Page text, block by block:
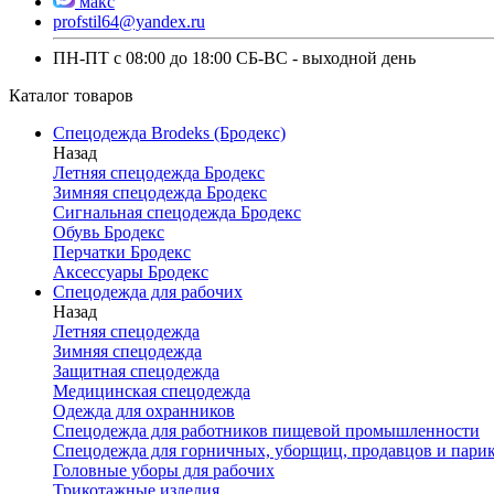
profstil64@yandex.ru
ПН-ПТ с 08:00 до 18:00 СБ-ВС - выходной день
Каталог товаров
Спецодежда Brodeks (Бродекс)
Назад
Летняя спецодежда Бродекс
Зимняя спецодежда Бродекс
Сигнальная спецодежда Бродекс
Обувь Бродекс
Перчатки Бродекс
Аксессуары Бродекс
Спецодежда для рабочих
Назад
Летняя спецодежда
Зимняя спецодежда
Защитная спецодежда
Медицинская спецодежда
Одежда для охранников
Спецодежда для работников пищевой промышленности
Спецодежда для горничных, уборщиц, продавцов и
Головные уборы для рабочих
Трикотажные изделия